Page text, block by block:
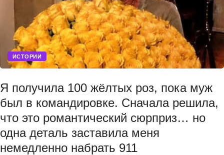
ИСТОРИИ
Я получила 100 жёлтых роз, пока муж
был в командировке. Сначала решила,
что это романтический сюрприз… но
одна деталь заставила меня
немедленно набрать 911